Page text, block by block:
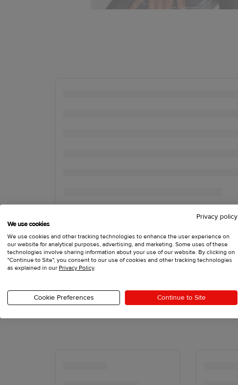
Privacy policy
We use cookies
We use cookies and other tracking technologies to enhance the user experience on
our website for analytical purposes, advertising, and marketing. Some uses of these
technologies involve sharing information about your use of our website. By clicking on
"Continue to Site", you consent to our use of cookies and other tracking technologies
as explained in our Privacy Policy.
Cookie Preferences Continue to Site